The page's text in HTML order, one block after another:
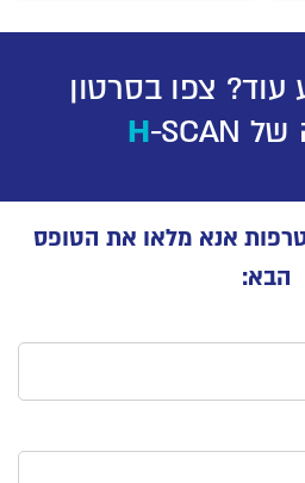
עוד? צפו בסרטון
של
H-SCAN
אנא מלאו את הטופס
הבא: